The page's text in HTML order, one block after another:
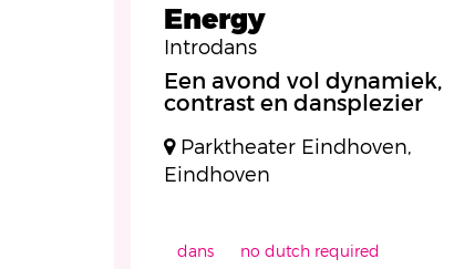
Energy
Introdans
Een avond vol dynamiek,
contrast en dansplezier
Parktheater Eindhoven,
Eindhoven
dans no dutch required